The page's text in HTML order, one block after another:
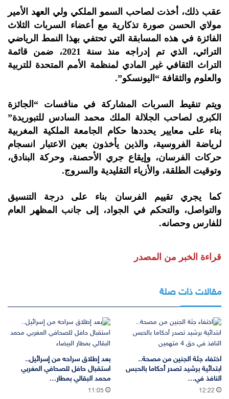
عقب ذلك، أخذت لصاحب السمو الملكي ولي العهد الأمير
مولاي الحسن صورة تذكارية مع أعضاء السربات الثلاث
الفائزة في هذه المسابقة التي تحتفي بهذا النمط الرياضي
التراثي، الذي تم إدراجه منذ سنة 2021، ضمن قائمة
التراث الثقافي غير المادي لمنظمة الأمم المتحدة للتربية
والعلوم والثقافة “اليونسكو”.
ويتم تنقيط السربات المشاركة في منافسات “الجائزة
الكبرى لصاحب الجلالة الملك محمد السادس للتبوريدة”
بناء على معايير يحددها حكام الجامعة الملكية المغربية
لرياضة الفروسية، والذين يأخذون بعين الاعتبار انسجام
حركات الفرسان، وإيقاع جري الأحصنة، وحركة البنادق،
وتوقيت الطلقة، والأزياء التقليدية والسروج.
كما يجري تقييم الفرسان بناء على درجة التنسيق
والتواصل، والتحكم في الجواد، إلى جانب المظهر العام
للفارس وحصانه.
قراءة الخبر من المصدر
مقالات ذات صلة
اختفاء جثة الجنين من مصحة..
ابتدائية برشيد تصدر أحكاما بالحبس
النافذ في…
12:22
بعد إطلاق سراحه من إسرائيل..
استقبال حافل للصحافي المغربي
محمد البقالي بمطار…
11:05